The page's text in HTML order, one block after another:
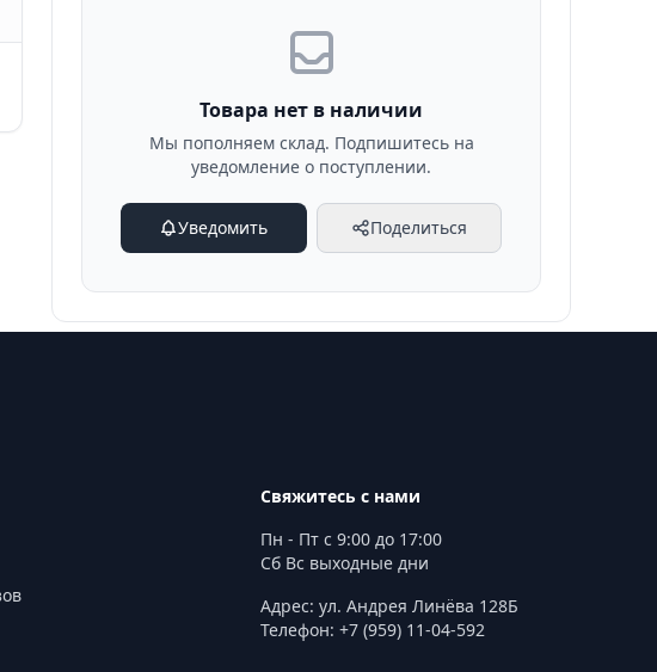
Товара нет в наличии
Мы пополняем склад. Подпишитесь на
уведомление о поступлении.
Уведомить Поделиться
Свяжитесь с нами
Пн - Пт с 9:00 до 17:00
Сб Вс выходные дни
Адрес: ул. Андрея Линёва 128Б
Телефон: +7 (959) 11-04-592